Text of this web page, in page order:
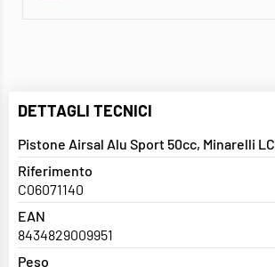
DETTAGLI TECNICI
Pistone Airsal Alu Sport 50cc, Minarelli LC
Riferimento
C06071140
EAN
8434829009951
Peso